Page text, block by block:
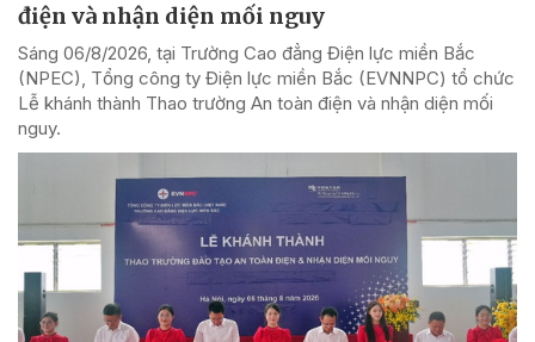
điện và nhận diện mối nguy
Sáng 06/8/2026, tại Trường Cao đẳng Điện lực miền Bắc
(NPEC), Tổng công ty Điện lực miền Bắc (EVNNPC) tổ chức
Lễ khánh thành Thao trường An toàn điện và nhận diện mối
nguy.